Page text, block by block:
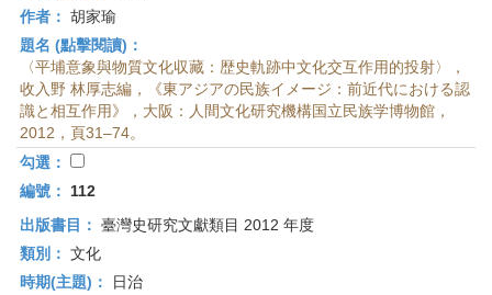
作者： 胡家瑜
題名 (點擊閱讀)：
〈平埔意象與物質文化収藏：歴史軌跡中文化交互作用的投射〉，
收入野 林厚志編，《東アジアの民族イメージ：前近代における認
識と相互作用》，大阪：人間文化研究機構国立民族学博物館，
2012，頁31–74。
勾選：
編號：
112
出版書目： 臺灣史研究文獻類目 2012 年度
類別： 文化
時期(主題)：
日治